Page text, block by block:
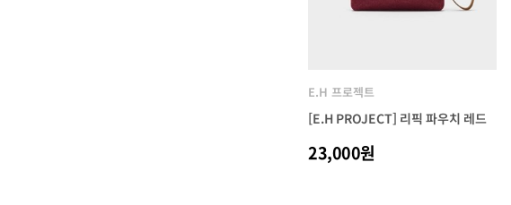
E.H 프로젝트
[E.H PROJECT] 리픽 파우치 레드
23,000원